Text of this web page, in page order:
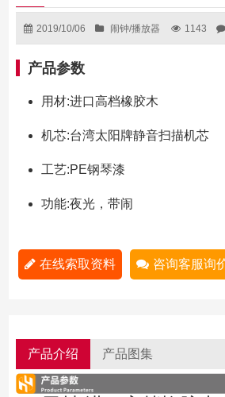
2019/10/06 闹钟/播放器 1143
产品参数
用材:进口高档橡胶木
机芯:台湾太阳牌静音扫描机芯
工艺:PE钢琴漆
功能:夜光，带闹
在线索取资料 咨询客服询
产品介绍 产品图集